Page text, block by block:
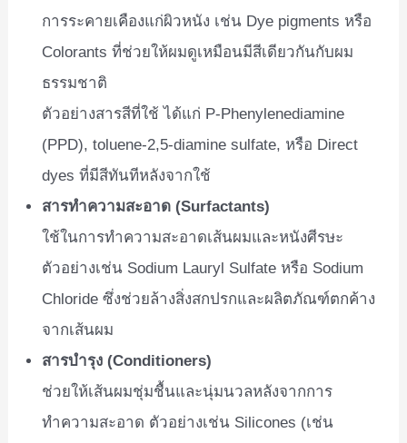
การระคายเคืองแก่ผิวหนัง เช่น Dye pigments หรือ
Colorants ที่ช่วยให้ผมดูเหมือนมีสีเดียวกันกับผม
ธรรมชาติ
ตัวอย่างสารสีที่ใช้ ได้แก่ P-Phenylenediamine
(PPD), toluene-2,5-diamine sulfate, หรือ Direct
dyes ที่มีสีทันทีหลังจากใช้
สารทำความสะอาด (Surfactants)
ใช้ในการทำความสะอาดเส้นผมและหนังศีรษะ
ตัวอย่างเช่น Sodium Lauryl Sulfate หรือ Sodium
Chloride ซึ่งช่วยล้างสิ่งสกปรกและผลิตภัณฑ์ตกค้าง
จากเส้นผม
สารบำรุง (Conditioners)
ช่วยให้เส้นผมชุ่มชื้นและนุ่มนวลหลังจากการ
ทำความสะอาด ตัวอย่างเช่น Silicones (เช่น